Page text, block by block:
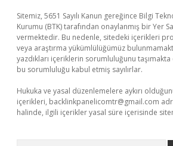
Sitemiz, 5651 Sayılı Kanun gereğince Bilgi
Kurumu (BTK) tarafından onaylanmış bir Yer
vermektedir. Bu nedenle, sitedeki içerikleri
veya araştırma yükümlülüğümüz
yazdıkları içeriklerin sorumluluğunu
bu sorumluluğu kabul etmiş sayılırlar.
Hukuka ve yasal düzenlemelere aykırı
içerikleri, backlinkpanelicomtr@gmail.com
halinde, ilgili içerikler yasal süre içerisinde